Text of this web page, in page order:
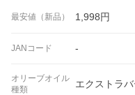
最安値（新品） 1,998円
JANコード -
オリーブオイル
種類
エクストラ